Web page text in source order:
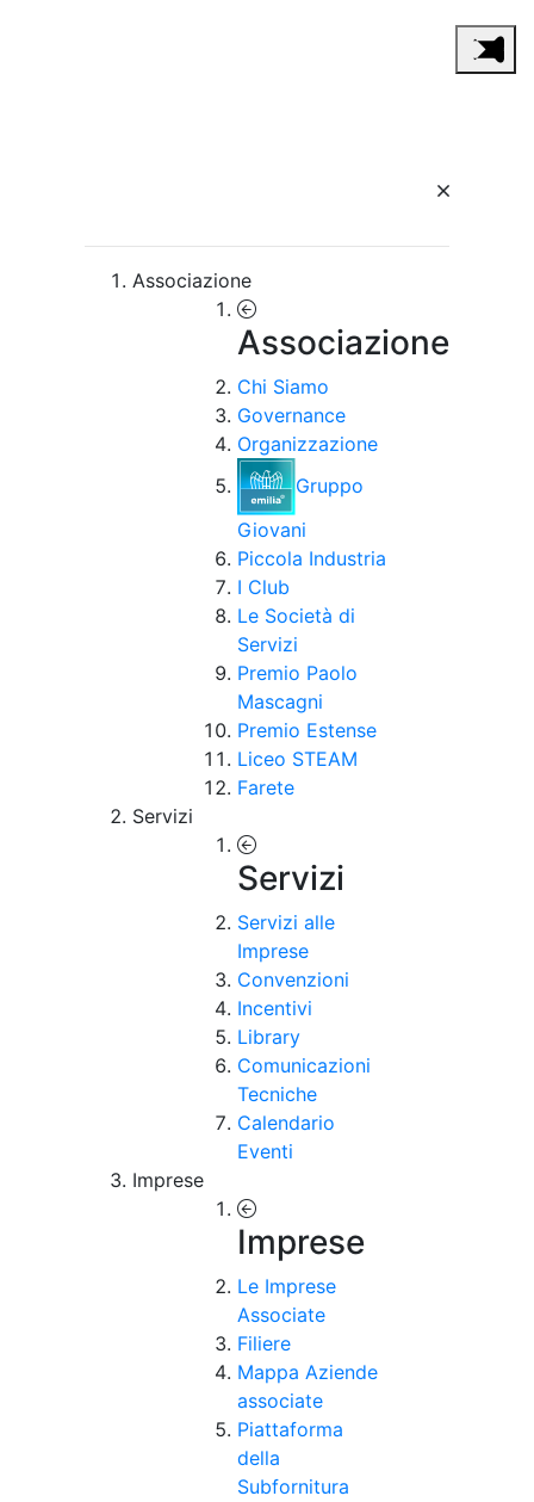
Associazione
Associazione
Chi Siamo
Governance
Organizzazione
Gruppo
Giovani
Piccola Industria
I Club
Le Società di
Servizi
Premio Paolo
Mascagni
Premio Estense
Liceo STEAM
Farete
Servizi
Servizi
Servizi alle
Imprese
Convenzioni
Incentivi
Library
Comunicazioni
Tecniche
Calendario
Eventi
Imprese
Imprese
Le Imprese
Associate
Filiere
Mappa Aziende
associate
Piattaforma
della
Subfornitura